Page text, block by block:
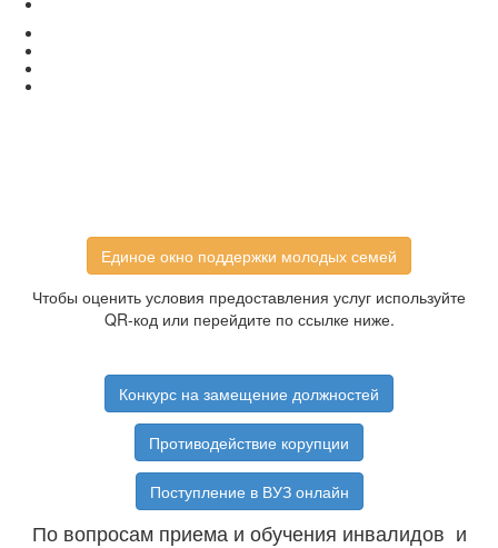
Единое окно поддержки молодых семей
Чтобы оценить условия предоставления услуг используйте
QR-код или перейдите по ссылке ниже.
Конкурс на замещение должностей
Противодействие корупции
Поступление в ВУЗ онлайн
По вопросам приема и обучения инвалидов и